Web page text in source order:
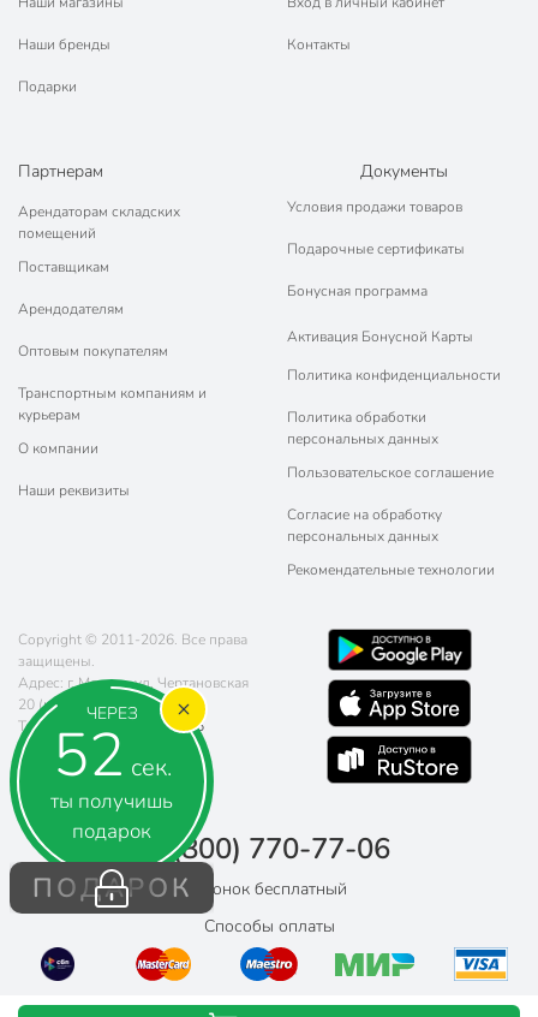
ЧЕРЕЗ
52 сек.
ты получишь
подарок
ПОДАРОК
Артикул производителя
Д5601
Вес в упаковке
25 г
2 x 8 x 24 см
Наши бренды
Подарки
Контакты
Партнерам
Арендаторам складских
помещений
Поставщикам
Арендодателям
Оптовым покупателям
Транспортным компаниям и
курьерам
О компании
Наши реквизиты
Документы
Условия продажи товаров
Подарочные сертификаты
Бонусная программа
Активация Бонусной Карты
Политика конфиденциальности
Политика обработки
персональных данных
Пользовательское соглашение
Согласие на обработку
персональных данных
Рекомендательные технологии
Copyright © 2011-2026. Все права
защищены.
Адрес: г. Москва, ул. Чертановская
20 (метро Южная)
Телефон:
8 (800) 770-77-06
Почта:sales@poryadok.ru
8 (800) 770-77-06
Звонок бесплатный
Способы оплаты